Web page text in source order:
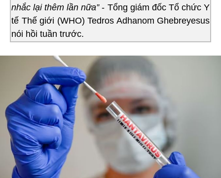
nhắc lại thêm lần nữa”- Tổng giám đốc Tổ chức Y
tế Thế giới (WHO) Tedros Adhanom Ghebreyesus
nói hồi tuần trước.